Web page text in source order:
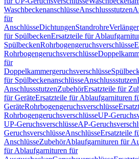
WaschbeckenanschlüsseAnschlussstutzen
für
AnschlüsseDichtungenStandrohre
für SpülbeckenErsatzteile für
SpülbeckenRohrbogengeruchsverschlüsse
Rohrbogengeruchsverschlüsse
für
Doppelkammergeruchsverschlüsse
für SpülbeckenanschlüsseAnschlussstutzen
AnschlussstutzenZubehörErsatzteile für
für GeräteErsatzteile für Ablaufgarnituren
GeräteRohrbogengeruchsverschlüsse
RohrbogengeruchsverschlüsseUP-
UP-GeruchsverschlüsseAP-
GeruchsverschlüsseAnschlüsseErsatzteile
AnschlüsseZubehörAblaufgarnituren für
für Ablaufgarnituren für